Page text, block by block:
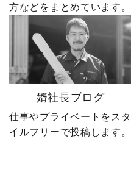
軽にどうぞ📩 #やじ社長 #
卒塔婆 #卒塔婆屋さん #日
の出町 婿社長
方などをまとめています。
婿社長ブログ
仕事やプライベートをスタ
イルフリーで投稿します。